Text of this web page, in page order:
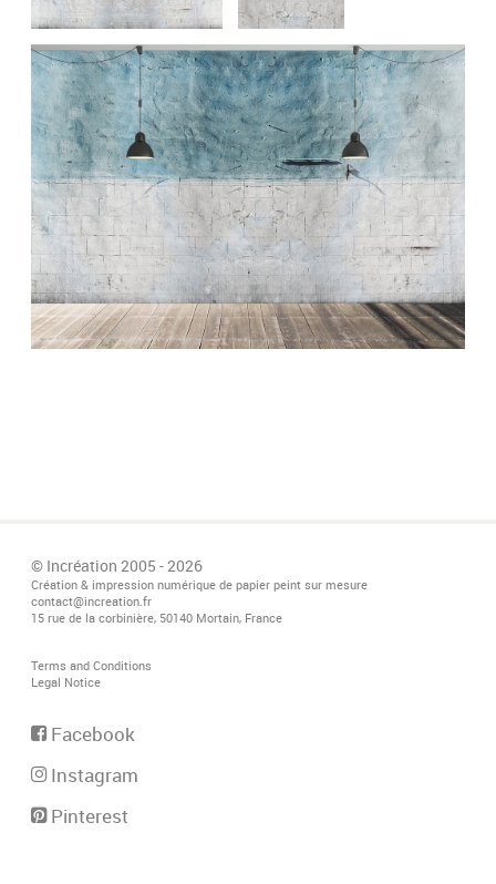
© Incréation 2005 - 2026
Création & impression numérique de papier peint sur mesure
contact@increation.fr
15 rue de la corbinière, 50140 Mortain, France
Terms and Conditions
Legal Notice
Facebook
Instagram
Pinterest